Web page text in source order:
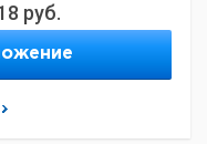
руб.